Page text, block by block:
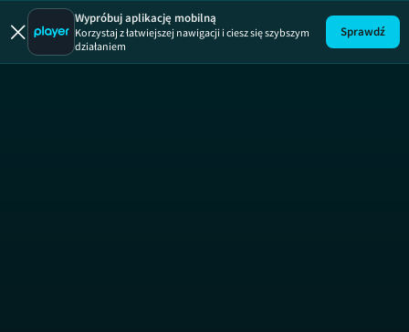
Top Model
Wypróbuj aplikację mobilną
Korzystaj z łatwiejszej nawigacji i ciesz się szybszym
działaniem
Sprawdź